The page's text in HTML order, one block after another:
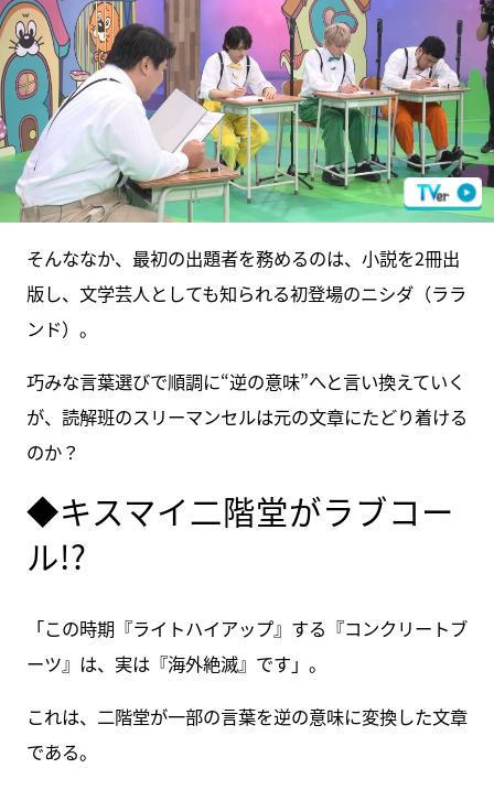
そんななか、最初の出題者を務めるのは、小説を2冊出
版し、文学芸人としても知られる初登場のニシダ（ララ
ンド）。
巧みな言葉選びで順調に“逆の意味”へと言い換えていく
が、読解班のスリーマンセルは元の文章にたどり着ける
のか？
◆キスマイ二階堂がラブコー
ル!?
「この時期『ライトハイアップ』する『コンクリートブ
ーツ』は、実は『海外絶滅』です」。
これは、二階堂が一部の言葉を逆の意味に変換した文章
である。